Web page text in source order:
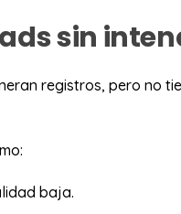
sin
registros, pero no
baja.